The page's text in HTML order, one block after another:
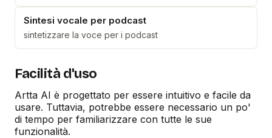
Sintesi vocale per podcast
sintetizzare la voce per i podcast
Facilità d'uso
Artta AI è progettato per essere intuitivo e facile da
usare. Tuttavia, potrebbe essere necessario un po'
di tempo per familiarizzare con tutte le sue
funzionalità.